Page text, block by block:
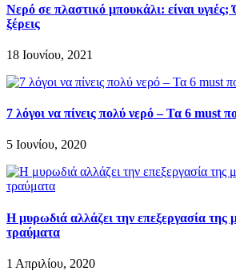
Νερό σε πλαστικό μπουκάλι: είναι
ξέρεις
18 Ιουνίου, 2021
7 λόγοι να πίνεις πολύ νερό – Τα 6 must
5 Ιουνίου, 2020
Η μυρωδιά αλλάζει την επεξεργασία της
τραύματα
1 Απριλίου, 2020